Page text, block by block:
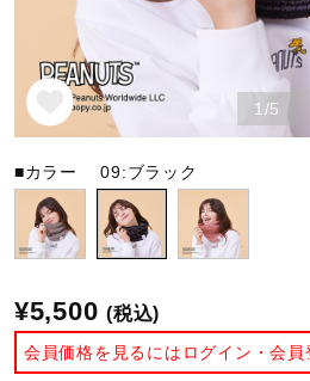
スイム
バレーボール
テニス／ソフトテニス
バドミントン
1/5
■カラー09:ブラック
¥5,500 (税込)
会員価格を見るにはログイン・会員